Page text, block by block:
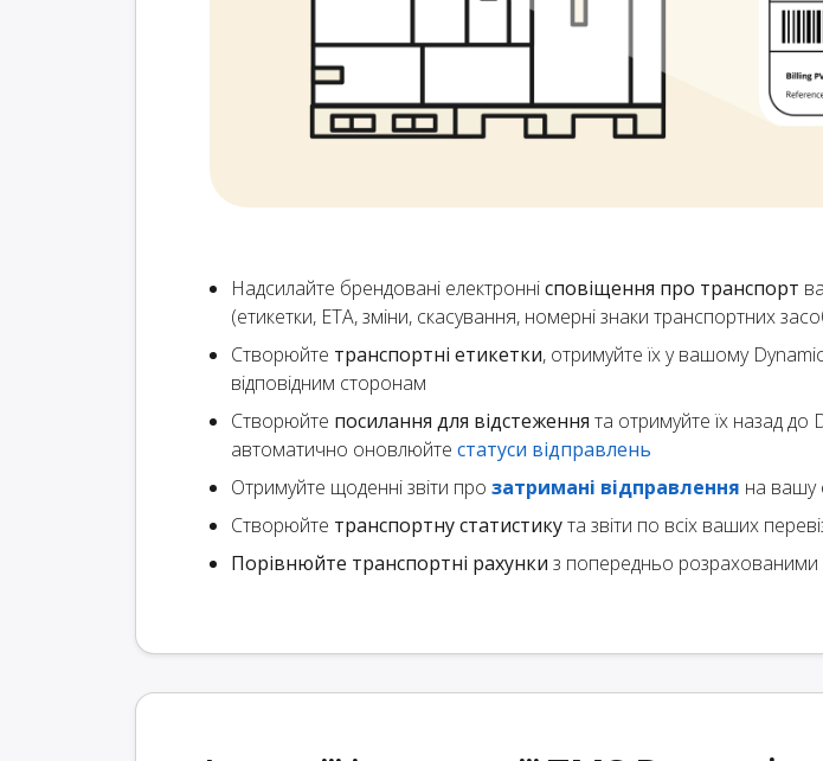
Надсилайте брендовані електроннісповіщення про транспорт
(етикетки, ETA, зміни, скасування, номерні знаки транспортних
Створюйте транспортні етикетки, отримуйте їх у вашому
відповідним сторонам
Створюйте посилання для відстеження та отримуйте їх назад
автоматично оновлюйте статуси відправлень
Отримуйте щоденні звіти про затримані відправлення на вашу
Створюйте транспортну статистикута звіти по всіх ваших
Порівнюйте транспортні рахунки з попередньо